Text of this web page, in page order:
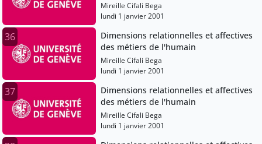
Mireille Cifali Bega
lundi 1 janvier 2001
36
Dimensions relationnelles et affectives
des métiers de l'humain
Mireille Cifali Bega
lundi 1 janvier 2001
37
Dimensions relationnelles et affectives
des métiers de l'humain
Mireille Cifali Bega
lundi 1 janvier 2001